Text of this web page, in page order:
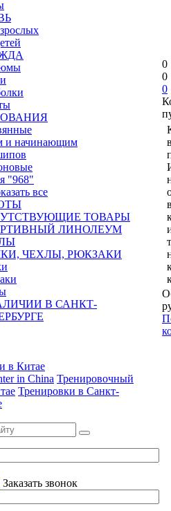
и начинающим
"968"
все
ТОВАРЫ
ЛИНОЛЕУМ
ЧЕХЛЫ, РЮКЗАКИ
В САНКТ-
в Китае
in China Тренировочный
Тренировки в Санкт-
Заказать звонок
0
0
0